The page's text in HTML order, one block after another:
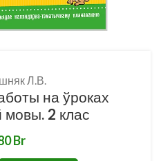
Л.В.
на ўроках
мовы. 2 клас
Br